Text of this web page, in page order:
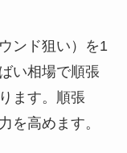
ンド狙い）を1
い相場で順張
ます。順張
を高めます。